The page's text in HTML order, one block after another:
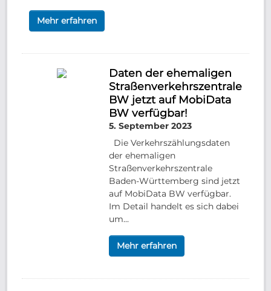
Mehr erfahren
Daten der ehemaligen
Straßenverkehrszentrale
BW jetzt auf MobiData
BW verfügbar!
5. September 2023
Die Verkehrszählungsdaten
der ehemaligen
Straßenverkehrszentrale
Baden-Württemberg sind jetzt
auf MobiData BW verfügbar.
Im Detail handelt es sich dabei
um...
Mehr erfahren